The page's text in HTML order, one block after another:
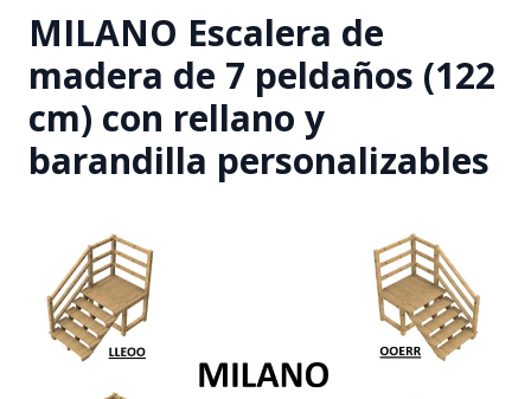
MILANO Escalera de
madera de 7 peldaños (122
cm) con rellano y
barandilla personalizables